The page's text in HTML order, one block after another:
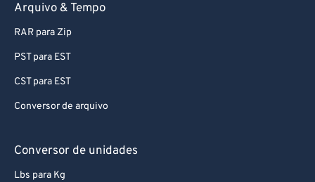
Arquivo & Tempo
RAR para Zip
PST para EST
CST para EST
Conversor de arquivo
Conversor de unidades
Lbs para Kg